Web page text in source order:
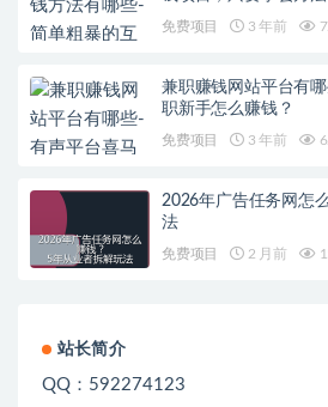
免费项目 3 年前
兼职赚钱网站平台有
职新手怎么赚钱？
免费项目 3 年前
2026年广告任务网怎
法
免费项目 2 月前
站长简介
QQ：592274123